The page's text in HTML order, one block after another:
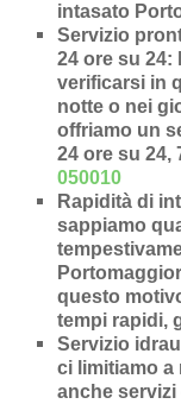
intasato
Servizio
24 ore su 24:
verificarsi in
notte o nei
offriamo un
24 ore su
050010
Rapidità di
sappiamo
questo
tempi rapidi,
Servizio
ci limitiamo a
ancheservizi